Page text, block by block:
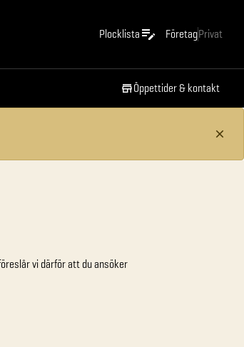
Plocklista FöretagPrivat
Öppettider & kontakt
vi därför att du ansöker